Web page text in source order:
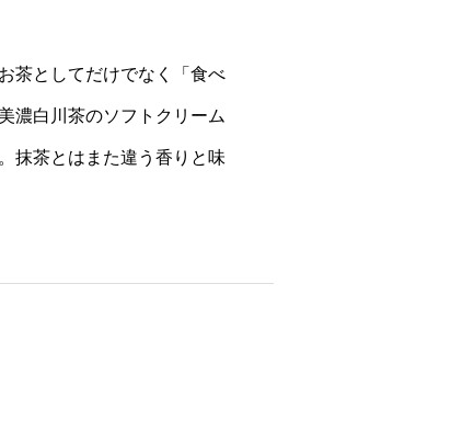
茶としてだけでなく「食べ
濃白川茶のソフトクリーム
抹茶とはまた違う香りと味